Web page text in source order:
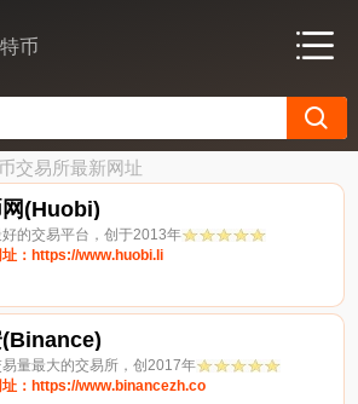
币
交易所最新网址
(Huobi)
的交易平台，创于2013年
址：https://www.huobi.li
(Binance)
量最大的交易所，创2017年
址：https://www.binancezh.co